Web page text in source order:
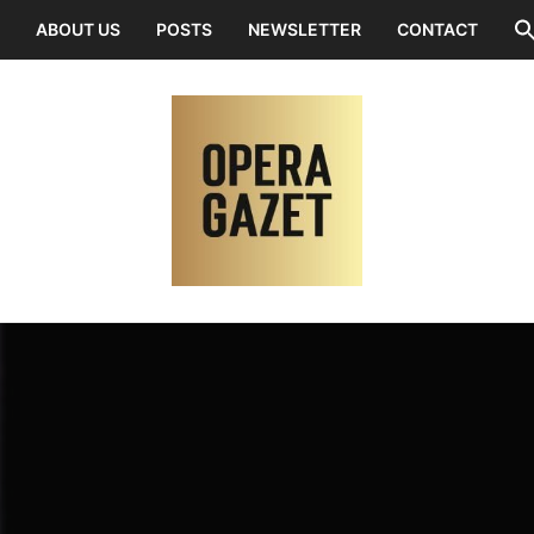
ABOUT US POSTS NEWSLETTER CONTACT